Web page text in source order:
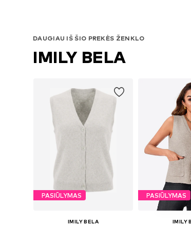
DAUGIAU IŠ ŠIO PREKĖS ŽENKLO
IMILY BELA
PASIŪLYMAS
IMILY BELA
PASIŪLYMAS
IMILY